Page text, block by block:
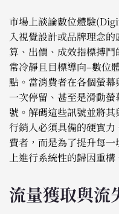
市場上談論數位體驗
入視覺設計或品牌理念
算、出價、成效指標搏
常冷靜且目標導向–數位
點。當消費者在各個螢
一次停留、甚至是滑動
號。解碼這些訊號並將
行銷人必須具備的硬實
費者，而是為了提升每
上進行系統性的歸因重構
流量獲取與流